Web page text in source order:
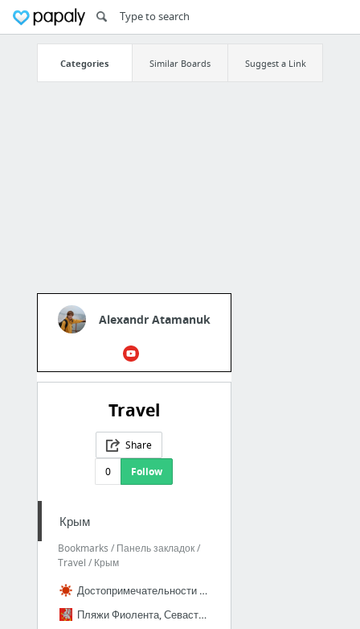
Categories Similar Boards Suggest a Link
Alexandr Atamanuk
Travel
Share
0
Follow
Крым
Bookmarks / Панель закладок /
Travel / Крым
Достопримечательности Крыма на карте. Фото рейтинг
Пляжи Фиолента, Севастополь